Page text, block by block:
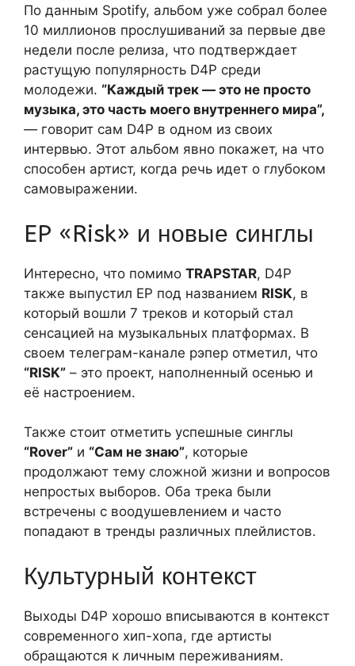
По данным Spotify, альбом уже собрал более
10 миллионов прослушиваний за первые две
недели после релиза, что подтверждает
растущую популярность D4P среди
молодежи. “Каждый трек — это не просто
музыка, это часть моего внутреннего мира”,
— говорит сам D4P в одном из своих
интервью. Этот альбом явно покажет, на что
способен артист, когда речь идет о глубоком
самовыражении.
EP «Risk» и новые синглы
Интересно, что помимо TRAPSTAR, D4P
также выпустил EP под названием RISK, в
который вошли 7 треков и который стал
сенсацией на музыкальных платформах. В
своем телеграм-канале рэпер отметил, что
“RISK” – это проект, наполненный осенью и
её настроением.
Также стоит отметить успешные синглы
“Rover” и “Сам не знаю”, которые
продолжают тему сложной жизни и вопросов
непростых выборов. Оба трека были
встречены с воодушевлением и часто
попадают в тренды различных плейлистов.
Культурный контекст
Выходы D4P хорошо вписываются в контекст
современного хип-хопа, где артисты
обращаются к личным переживаниям.